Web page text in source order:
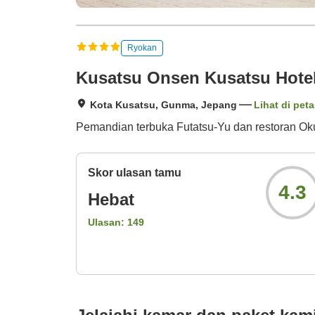
Ryokan
Kusatsu Onsen Kusatsu
Kota Kusatsu, Gunma, Jepang Lihat di peta
Pemandian terbuka Futatsu-Yu dan restoran
Skor ulasan tamu
Hebat
Ulasan: 149
4.3